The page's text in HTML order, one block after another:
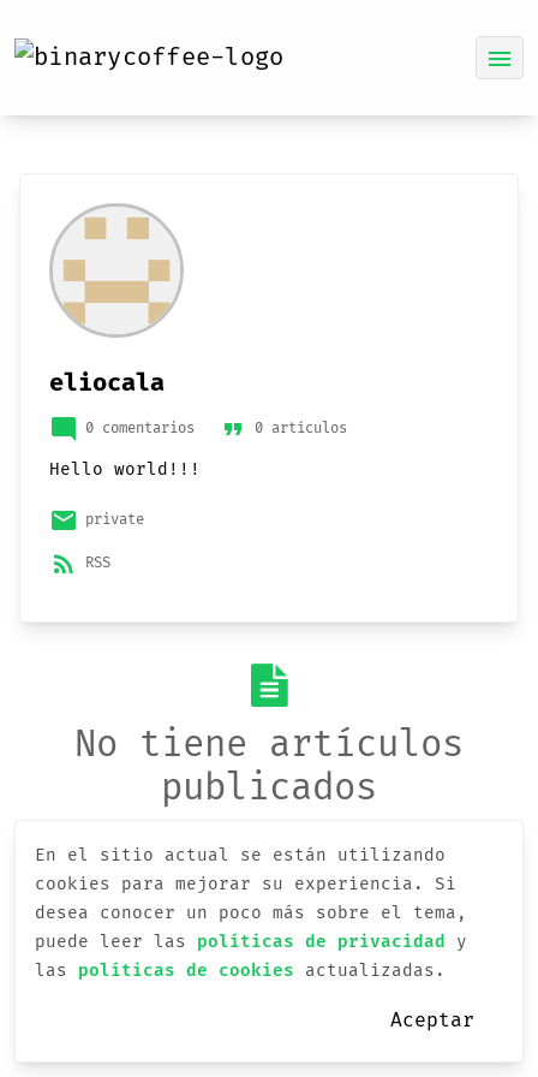
menu
eliocala
mode_comment 0 comentarios format_quote 0 artículos
Hello world!!!
email private
rss_feed RSS
No tiene artículos
publicados
En el sitio actual se están utilizando
cookies para mejorar su experiencia.
Si
desea conocer un poco más sobre el tema,
puede leer las políticas de privacidad
y
las políticas de cookies actualizadas.
Aceptar